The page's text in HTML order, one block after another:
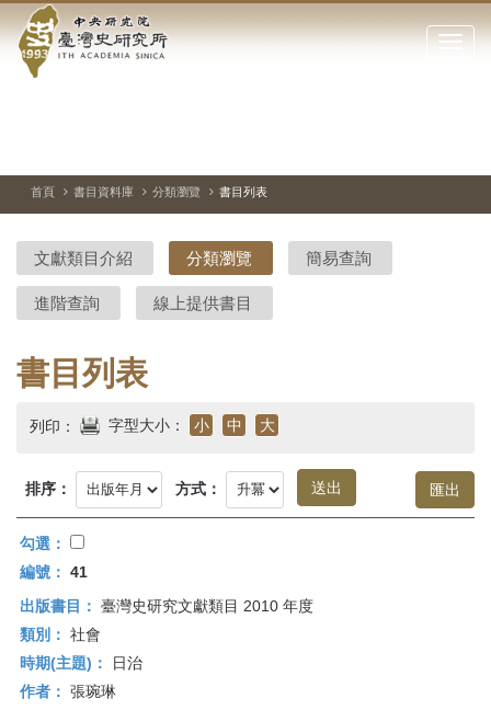
到中
央
院-
臺
灣
史
研
究
首
頁
點
閉
站
停、
圖
圖
結
首頁 書目資料庫 分類瀏覽 書目列表
文獻類目介紹 分類瀏覽 簡易查詢
進階查詢 線上提供書目
書目列表
列印： 字型大小： 小 中 大
排序： 方式：
勾選：
編號： 41
出版書目： 臺灣史研究文獻類目 2010 年度
類別： 社會
時期(主題)：
日治
作者： 張琬琳